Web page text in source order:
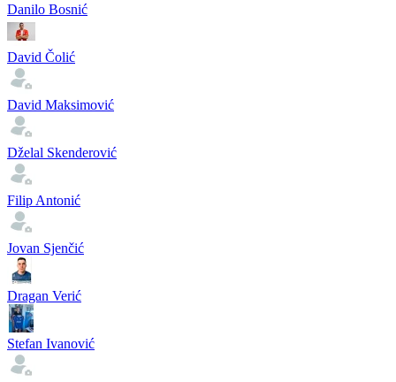
Danilo Bosnić
David Čolić
David Maksimović
Dželal Skenderović
Filip Antonić
Jovan Sjenčić
Dragan Verić
Stefan Ivanović